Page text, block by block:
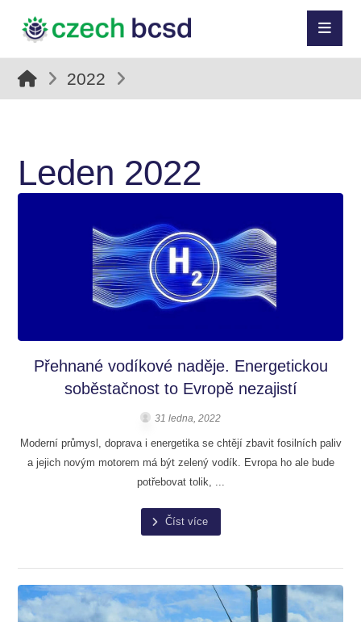
2022
Leden 2022
Přehnané vodíkové naděje. Energetickou
soběstačnost to Evropě nezajistí
31 ledna, 2022
Moderní průmysl, doprava i energetika se chtějí zbavit fosilních paliv
a jejich novým motorem má být zelený vodík. Evropa ho ale bude
potřebovat tolik, ...
Číst více